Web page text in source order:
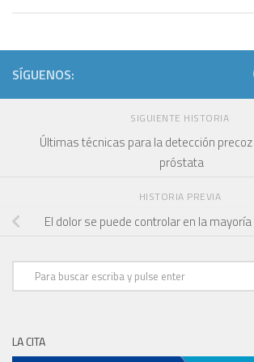
SÍGUENOS:
SIGUIENTE HISTORIA
Últimas técnicas para la detección
próstata
HISTORIA PREVIA
El dolor se puede controlar en la
LA CITA